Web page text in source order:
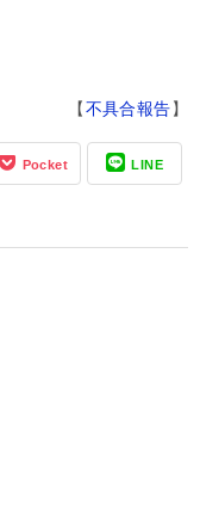
【不具合報告】
Pocket LINE